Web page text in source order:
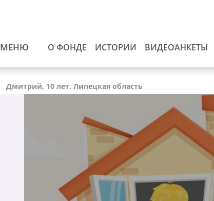
МЕНЮ О ФОНДЕ ИСТОРИИ ВИДЕОАНКЕТЫ
Дмитрий, 10 лет, Липецкая область